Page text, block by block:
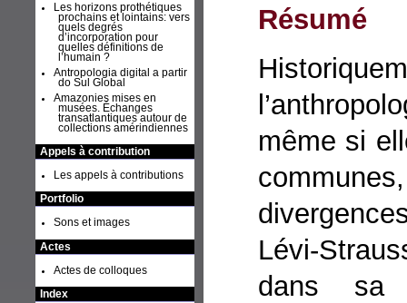
Résumé
même si
Lévi-
dans sa
Les horizons prothétiques
prochains et lointains: vers
quels degrés
d’incorporation pour
quelles définitions de
l’humain ?
Antropologia digital a partir
do Sul Global
Amazonies mises en
musées. Échanges
transatlantiques autour de
collections amérindiennes
Appels à contribution
Les appels à contributions
Portfolio
Sons et images
Actes
Actes de colloques
Index